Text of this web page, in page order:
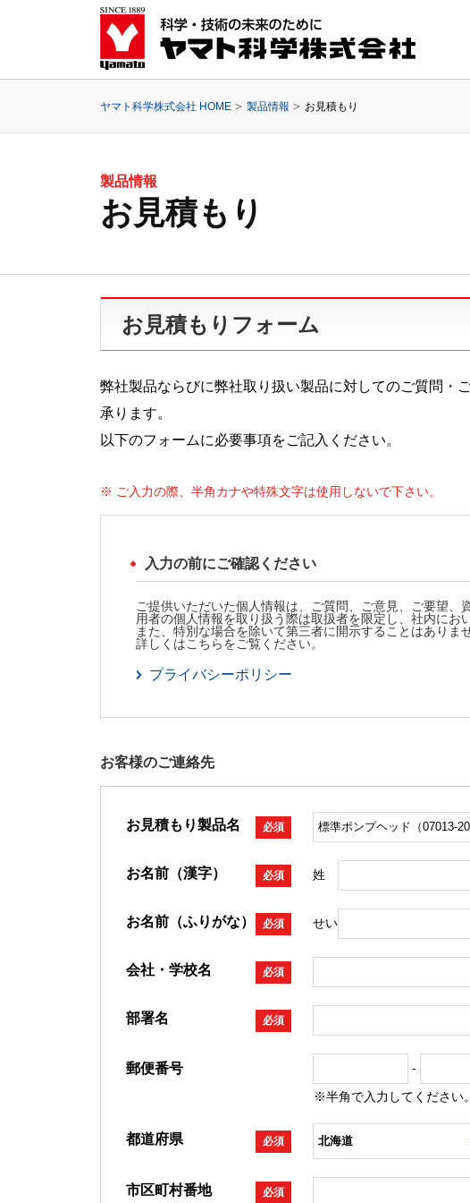
ヤマト科学株式会社 HOME 製品情報 お見積もり
製品情報
お見積もり
お見積もりフォーム
弊社製品ならびに弊社取り扱い製品に対してのご質問・
承ります。
以下のフォームに必要事項をご記入ください。
※ ご入力の際、半角カナや特殊文字は使用しないで下さい。
入力の前にご確認ください
ご提供いただいた個人情報は、ご質問、ご意見、ご要望
用者の個人情報を取り扱う際は取扱者を限定し、社内にお
また、特別な場合を除いて第三者に開示することはありませ
詳しくはこちらをご覧ください。
プライバシーポリシー
お客様のご連絡先
お見積もり製品名 必須
お名前（漢字） 必須 姓
お名前（ふりがな） 必須 せい
会社・学校名 必須
部署名 必須
郵便番号
-
※半角で入力してください。
都道府県 必須
市区町村番地 必須